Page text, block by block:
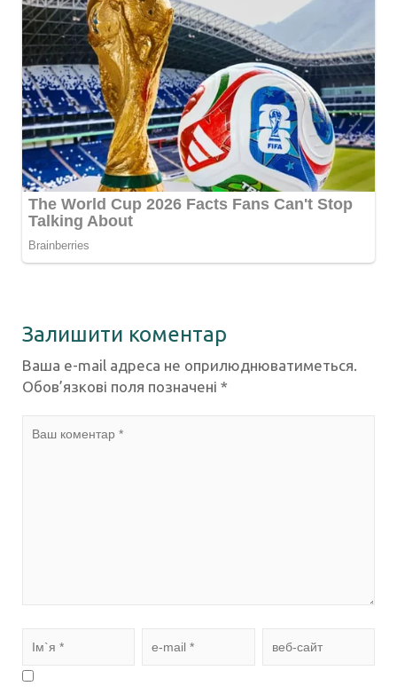
Залишити коментар
Ваша e-mail адреса не оприлюднюватиметься.
Обов’язкові поля позначені *